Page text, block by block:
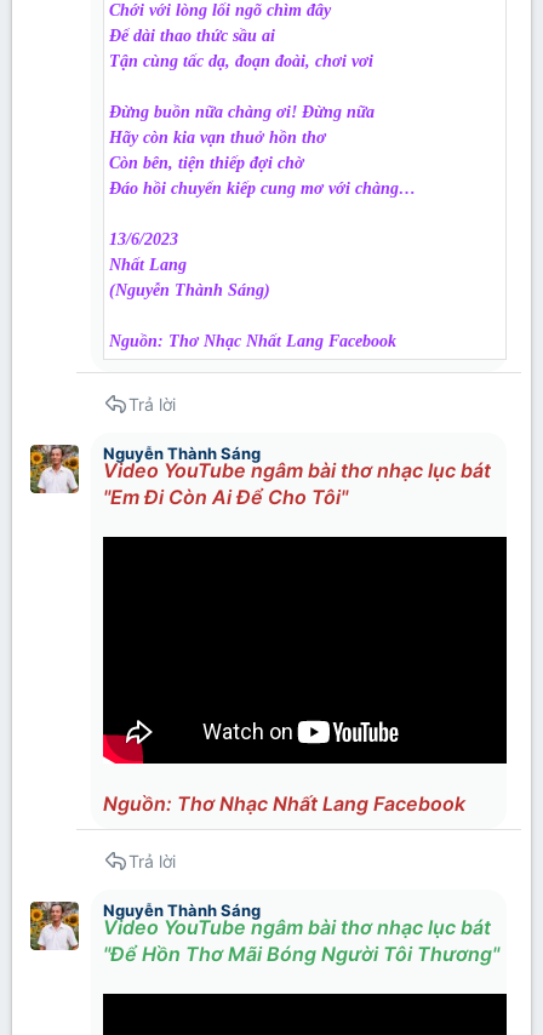
Chới với lòng lối ngõ chìm đây
Để dài thao thức sầu ai
Tận cùng tấc dạ, đoạn đoài, chơi vơi
Đừng buồn nữa chàng ơi! Đừng nữa
Hãy còn kia vạn thuở hồn thơ
Còn bên, tiện thiếp đợi chờ
Đáo hồi chuyển kiếp cung mơ với chàng…
13/6/2023
Nhất Lang
(Nguyễn Thành Sáng)
Nguồn: Thơ Nhạc Nhất Lang Facebook
Trả lời
Nguyễn Thành Sáng
Video YouTube ngâm bài thơ nhạc lục bát
"Em Đi Còn Ai Để Cho Tôi"
Nguồn: Thơ Nhạc Nhất Lang Facebook
Trả lời
Nguyễn Thành Sáng
Video YouTube ngâm bài thơ nhạc lục bát
"Để Hồn Thơ Mãi Bóng Người Tôi Thương"